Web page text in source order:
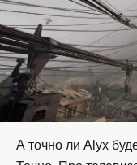
А точно ли Alyx